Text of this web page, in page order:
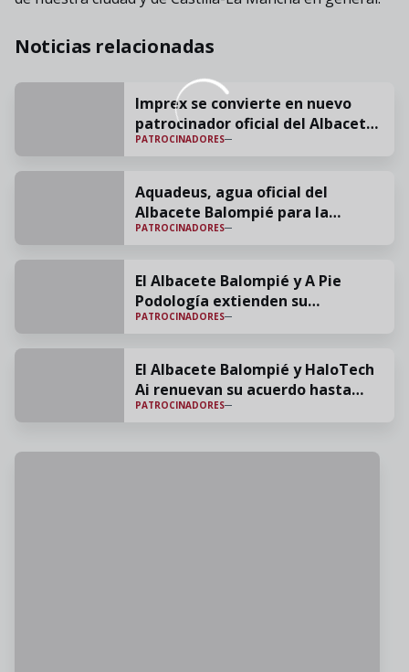
Noticias relacionadas
Imprex se convierte en nuevo
patrocinador oficial del Albacete
Balompié para la temporada
PATROCINADORES
Aquadeus, agua oficial del
Albacete Balompié para la
temporada 2025/26
PATROCINADORES
El Albacete Balompié y A Pie
Podología extienden su
colaboración una temporada más
PATROCINADORES
El Albacete Balompié y HaloTech
Ai renuevan su acuerdo hasta
junio de 2026
PATROCINADORES